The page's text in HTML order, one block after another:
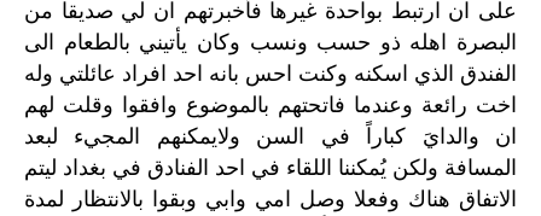
على ان ارتبط بواحدة غيرها فأخبرتهم ان لي صديقا من
البصرة اهله ذو حسب ونسب وكان يأتيني بالطعام الى
الفندق الذي اسكنه وكنت احس بانه احد افراد عائلتي وله
اخت رائعة وعندما فاتحتهم بالموضوع وافقوا وقلت لهم
ان والدايَ كباراً في السن ولايمكنهم المجيء لبعد
المسافة ولكن يُمكننا اللقاء في احد الفنادق في بغداد ليتم
الاتفاق هناك وفعلا وصل امي وابي وبقوا بالانتظار لمدة